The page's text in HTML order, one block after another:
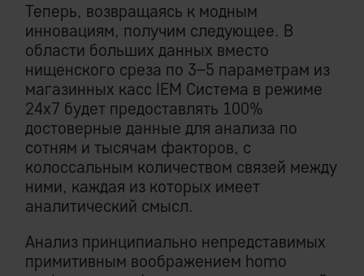
Теперь, возвращаясь к модным
инновациям, получим следующее. В
области больших данных вместо
нищенского среза по 3–5 параметрам из
магазинных касс IEM Система в режиме
24х7 будет предоставлять 100%
достоверные данные для анализа по
сотням и тысячам факторов, с
колоссальным количеством связей между
ними, каждая из которых имеет
аналитический смысл.
Анализ принципиально непредставимых
примитивным воображением homo